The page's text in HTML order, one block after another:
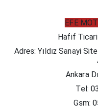
EFE
Hafif Ticari
Adres: Yıldız Sanayi
Ankara
Tel:
Gsm: